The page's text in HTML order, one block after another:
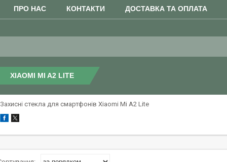
ПРО НАС КОНТАКТИ ДОСТАВКА ТА ОПЛАТА
XIAOMI MI A2 LITE
Захисні стекла для смартфонів Xiaomi Mi A2 Lite